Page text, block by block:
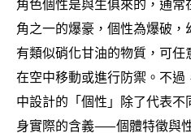
，
角之一的爆豪 ， 個性為爆破 ，
有類似硝化甘油的物質 ， 可任
在空中移動或進行防禦。不過
中設計的「個性」除了代表不
身實際的含義⸺個體特徵與